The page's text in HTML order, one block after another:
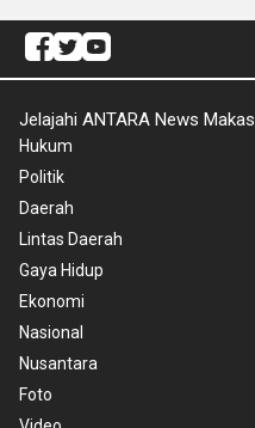
Jelajahi ANTARA News
Hukum
Politik
Daerah
Lintas Daerah
Gaya Hidup
Ekonomi
Nasional
Nusantara
Foto